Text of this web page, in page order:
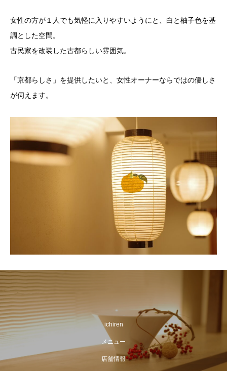
女性の方が１人でも気軽に入りやすいようにと、白と柚子色を基
調とした空間。
古民家を改装した古都らしい雰囲気。
「京都らしさ」を提供したいと、女性オーナーならではの優しさ
が伺えます。
ichiren
メニュー
店舗情報